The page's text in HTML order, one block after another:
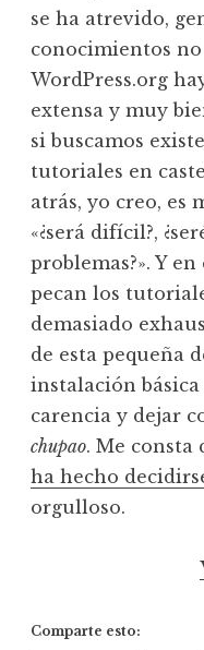
se ha atrevido,
conocimientos
WordPress.org
extensa y muy
si buscamos
tutoriales en
atrás, yo creo, es
«¿será difícil?,
problemas?». Y
pecan los
demasiado
de esta pequeña
instalación básica
carencia y dejar
chupao. Me consta
ha hecho
orgulloso.
Comparte esto: